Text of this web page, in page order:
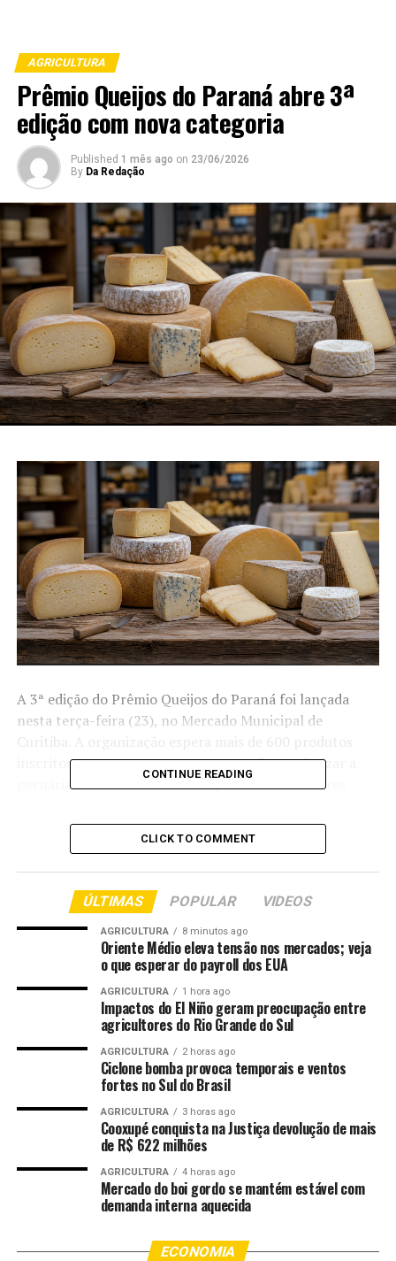
AGRICULTURA
Prêmio Queijos do Paraná abre 3ª
edição com nova categoria
Published 1 mês ago on 23/06/2026
By Da Redação
A 3ª edição do Prêmio Queijos do Paraná foi lançada
nesta terça-feira (23), no Mercado Municipal de
inscritos no concurso, que tem como foco valorizar a
pecuária de leite paranaense e premiar os melhores
Bronze. A principal novidade desta edição é a criação da
categoria Queijo Colonial.
A avaliação dos produtos seguirá critérios sensoriais,
com análise de sabor, textura, aroma e aparência. Na
categoria de queijos coloniais, os jurados também vão
considerar a versatilidade gastronômica do produto,
com testes em preparos culinários e harmonização com
bebidas alcoólicas e não alcoólicas.
Segundo a Federação da Agricultura do Estado do
Paraná (Sistema FAEP), o prêmio vem ampliando a
participação do setor. Na primeira edição, o concurso
reuniu 291 queijos. Na segunda, foram 477 inscrições de
77 municípios. A organização afirma que a nova edição
busca consolidar o crescimento, a especialização e a
excelência da cadeia queijeira no estado.
Receba no seu e-mail as notícias mais importantes do
dia, análises de mercado e os principais fatos que
movimentam o agronegócio:assine a newsletter do
CONTINUE READING
CLICK TO COMMENT
ÚLTIMAS POPULAR VIDEOS
AGRICULTURA 8 minutos ago
Oriente Médio eleva tensão nos mercados; veja
o que esperar do payroll dos EUA
AGRICULTURA 1 hora ago
Impactos do El Niño geram preocupação entre
agricultores do Rio Grande do Sul
AGRICULTURA 2 horas ago
Ciclone bomba provoca temporais e ventos
fortes no Sul do Brasil
AGRICULTURA 3 horas ago
Cooxupé conquista na Justiça devolução de mais
de R$ 622 milhões
AGRICULTURA 4 horas ago
Mercado do boi gordo se mantém estável com
demanda interna aquecida
ECONOMIA